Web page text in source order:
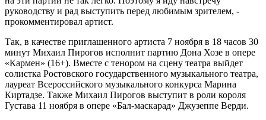
руководству и рад выступить перед любимым зрителем, -
прокомментировал артист.
Так, в качестве приглашенного артиста 7 ноября в 18 часов 30
минут Михаил Пирогов исполнит партию Дона Хозе в опере
«Кармен» (16+). Вместе с тенором на сцену театра выйдет
солистка Ростовского государственного музыкального театра,
лауреат Всероссийского музыкального конкурса Марина
Киртадзе. Также Михаил Пирогов выступит в роли короля
Густава 11 ноября в опере «Бал-маскарад» Джузеппе Верди.